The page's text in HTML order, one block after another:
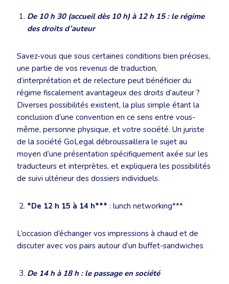
De 10 h 30 (accueil dès 10 h) à 12 h 15 : le régime
des droits d’auteur
Savez-vous que sous certaines conditions bien précises,
une partie de vos revenus de traduction,
d’interprétation et de relecture peut bénéficier du
régime fiscalement avantageux des droits d’auteur ?
Diverses possibilités existent, la plus simple étant la
conclusion d’une convention en ce sens entre vous-
même, personne physique, et votre société. Un juriste
de la société GoLegal débroussaillera le sujet au
moyen d’une présentation spécifiquement axée sur les
traducteurs et interprètes, et expliquera les possibilités
de suivi ultérieur des dossiers individuels.
*De 12 h 15 à 14 h*** : lunch networking***
L’occasion d’échanger vos impressions à chaud et de
discuter avec vos pairs autour d’un buffet-sandwiches
De 14 h à 18 h : le passage en société